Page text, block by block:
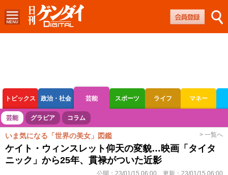
トピックス 政治・社会 芸能 スポーツ ライフ マネー
ボートレース 競輪 オートレース
芸能 グラビア コラム
いま気になる「世界の美女」図鑑 > 一覧へ
ケイト・ウィンスレット仰天の変貌…映画「タイタ
ニック」から25年、貫禄がついた近影
公開： 23/01/15 06:00 更新： 23/01/15 06:00